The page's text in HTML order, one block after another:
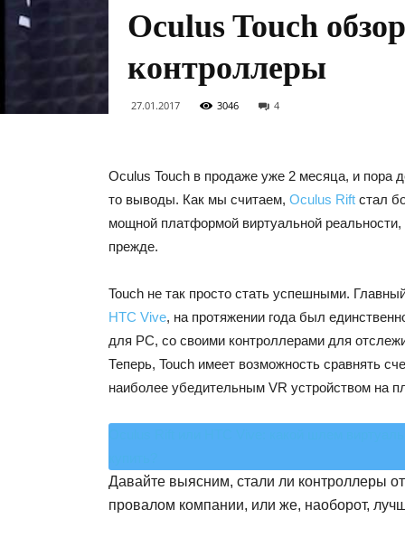
Oculus Touch
контроллеры
27.01.2017 3046 4
Oculus Touch в продаже уже 2 месяца, и пора
то выводы. Как мы считаем, Oculus Rift стал
мощной платформой виртуальной реальности,
прежде.
Touch не так просто стать успешными.
HTC Vive, на протяжении года был
для PC, со своими контроллерами для
Теперь, Touch имеет возможность сравнять
наиболее убедительным VR устройством на
Давайте выясним, стали ли контроллеры
провалом компании, или же, наоборот,